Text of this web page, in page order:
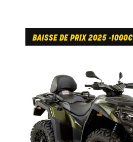
BAISSE DE PRIX 2025 -1000€